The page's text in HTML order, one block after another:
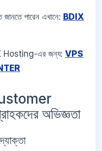
পারেন এখানে: BDIX
Hosting-এর জন্য: VPS
অভিজ্ঞতা